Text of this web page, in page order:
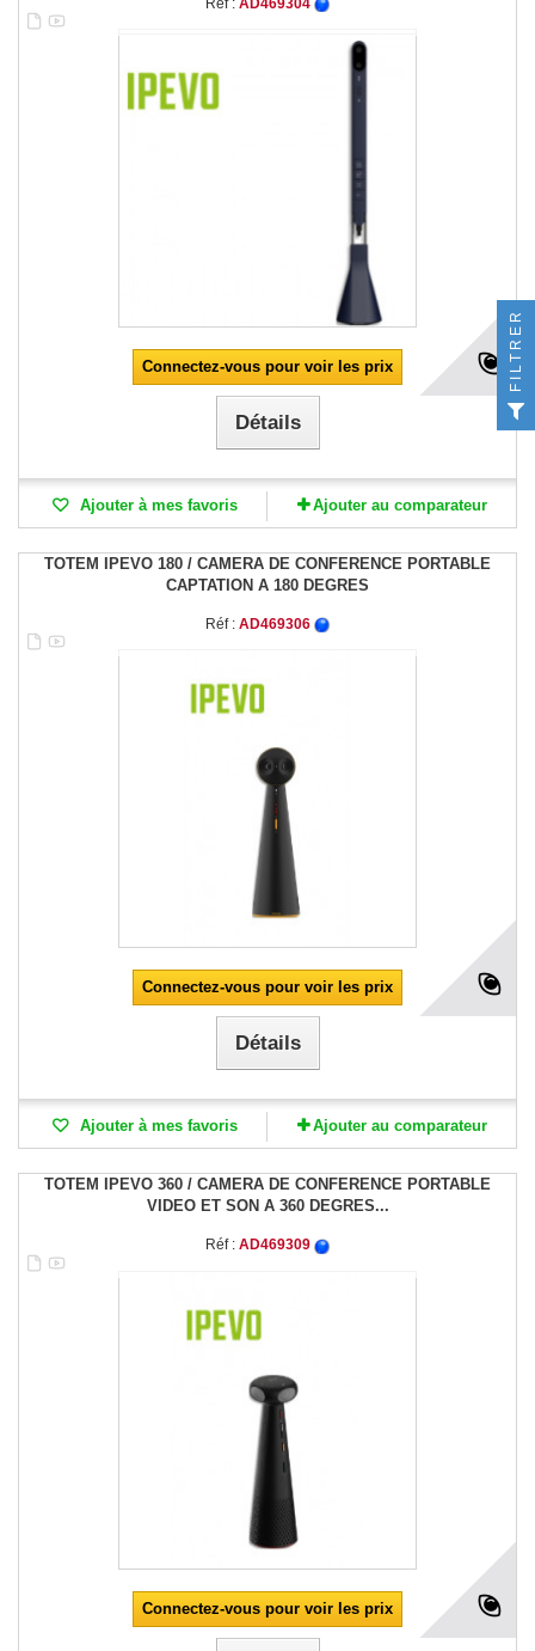
Connectez-vous pour voir les prix
Détails
Ajouter à mes favoris Ajouter au comparateur
TOTEM IPEVO 180 / CAMERA DE CONFERENCE PORTABLE
CAPTATION A 180 DEGRES
Réf : AD469306
Connectez-vous pour voir les prix
Détails
Ajouter à mes favoris Ajouter au comparateur
TOTEM IPEVO 360 / CAMERA DE CONFERENCE PORTABLE
VIDEO ET SON A 360 DEGRES...
Réf : AD469309
Connectez-vous pour voir les prix
FILTRER